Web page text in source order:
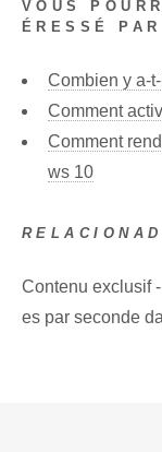
VOUS
ÉRESSÉ
Combien y a-
Comment
Comment
ws 10
Contenu exclusif
es par seconde